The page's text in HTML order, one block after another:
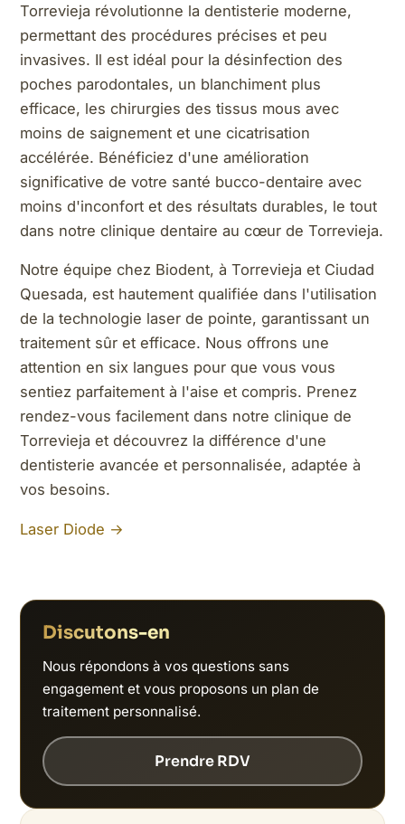
Torrevieja révolutionne la dentisterie moderne,
permettant des procédures précises et peu
invasives. Il est idéal pour la désinfection des
poches parodontales, un blanchiment plus
efficace, les chirurgies des tissus mous avec
moins de saignement et une cicatrisation
accélérée. Bénéficiez d'une amélioration
significative de votre santé bucco-dentaire avec
moins d'inconfort et des résultats durables, le tout
dans notre clinique dentaire au cœur de Torrevieja.
Notre équipe chez Biodent, à Torrevieja et Ciudad
Quesada, est hautement qualifiée dans l'utilisation
de la technologie laser de pointe, garantissant un
traitement sûr et efficace. Nous offrons une
attention en six langues pour que vous vous
sentiez parfaitement à l'aise et compris. Prenez
rendez-vous facilement dans notre clinique de
Torrevieja et découvrez la différence d'une
dentisterie avancée et personnalisée, adaptée à
vos besoins.
Laser Diode →
Discutons-en
Nous répondons à vos questions sans
engagement et vous proposons un plan de
traitement personnalisé.
Prendre RDV